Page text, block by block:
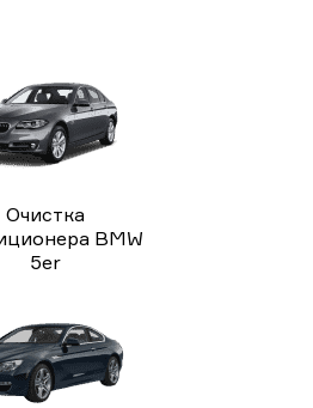
Очистка
BMW
5er